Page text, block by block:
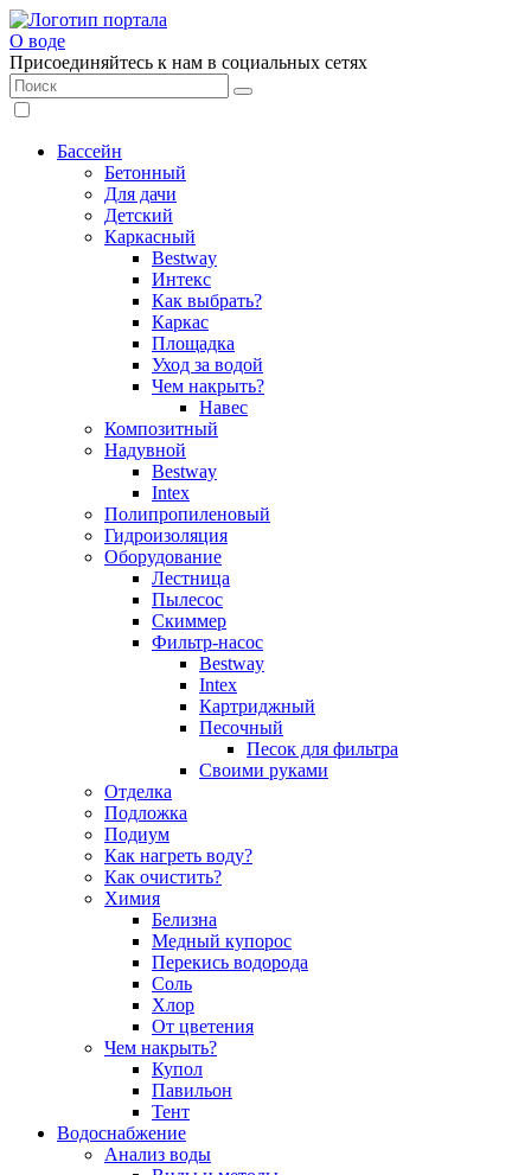
О воде
Присоединяйтесь к нам в социальных сетях
Бассейн
Бетонный
Для дачи
Детский
Каркасный
Bestway
Интекс
Как выбрать?
Каркас
Площадка
Уход за водой
Чем накрыть?
Навес
Композитный
Надувной
Bestway
Intex
Полипропиленовый
Гидроизоляция
Оборудование
Лестница
Пылесос
Скиммер
Фильтр-насос
Bestway
Intex
Картриджный
Песочный
Песок для фильтра
Своими руками
Отделка
Подложка
Подиум
Как нагреть воду?
Как очистить?
Химия
Белизна
Медный купорос
Перекись водорода
Соль
Хлор
От цветения
Чем накрыть?
Купол
Павильон
Тент
Водоснабжение
Анализ воды